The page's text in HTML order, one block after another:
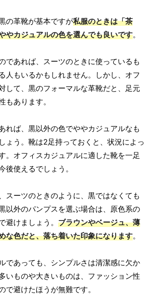
の革靴が基本ですが私服のときは「茶
やカジュアルの色を選んでも良いです。
であれば、スーツのときに使っているも
人もいるかもしれません。しかし、オフ
して、黒のフォーマルな革靴だと、足元
もあります。
れば、黒以外の色でややカジュアルなも
ょう。靴は2足持っておくと、状況によっ
。オフィスカジュアルに適した靴を一足
後使えるでしょう。
スーツのときのように、黒ではなくても
以外のパンプスを選ぶ場合は、原色系の
避けましょう。 ブラウンやベージュ、薄
な色だと、落ち着いた印象になります。
であっても、シンプルさは清潔感に欠か
いものや大きいものは、ファッション性
で避けたほうが無難です。